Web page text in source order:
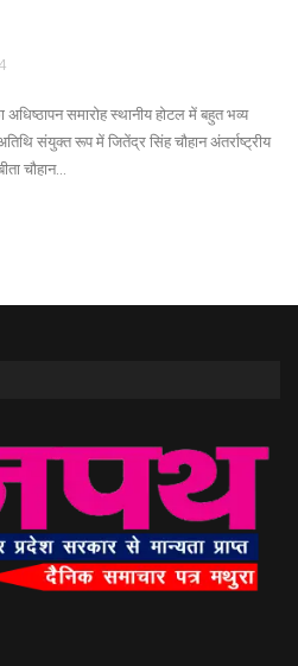
समारोह स्थानीय होटल में बहुत भव्य
संयुक्त रूप में जितेंद्र सिंह चौहान अंतर्राष्ट्रीय
चौहान…